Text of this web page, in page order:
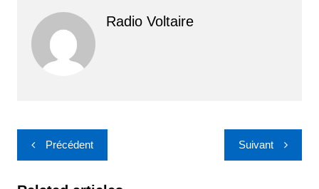
Radio Voltaire
Navigation
de
l’article
Précédent Suivant